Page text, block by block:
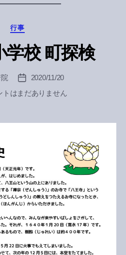
Categories
行事
学校 町探検
Post
date
2020/11/20
トはまだありません